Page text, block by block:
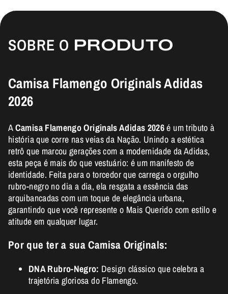
SOBRE O PRODUTO
Camisa Flamengo Originals Adidas
2026
ACamisa Flamengo Originals Adidas 2026é um tributo à
história que corre nas veias da Nação. Unindo a estética
retrô que marcou gerações com a modernidade da Adidas,
esta peça é mais do que vestuário: é um manifesto de
identidade. Feita para o torcedor que carrega o orgulho
rubro-negro no dia a dia, ela resgata a essência das
arquibancadas com um toque de elegância urbana,
garantindo que você represente o Mais Querido com estilo e
atitude em qualquer lugar.
Por que ter a sua Camisa Originals:
DNA Rubro-Negro: Design clássico que celebra a
trajetória gloriosa do Flamengo.